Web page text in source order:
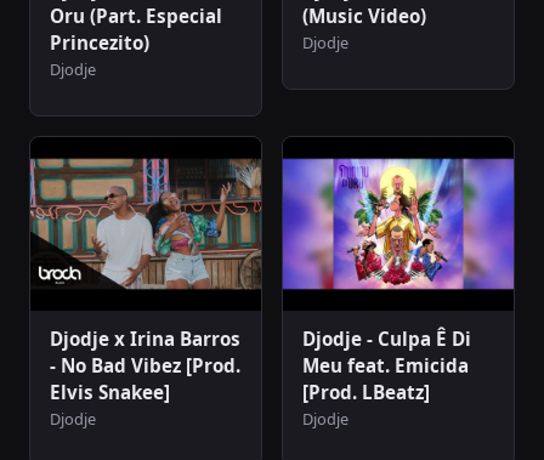
Oru (Part. Especial
Princezito)
Djodje
(Music Video)
Djodje
Djodje x Irina Barros
- No Bad Vibez [Prod.
Elvis Snakee]
Djodje
Djodje - Culpa Ê Di
Meu feat. Emicida
[Prod. LBeatz]
Djodje